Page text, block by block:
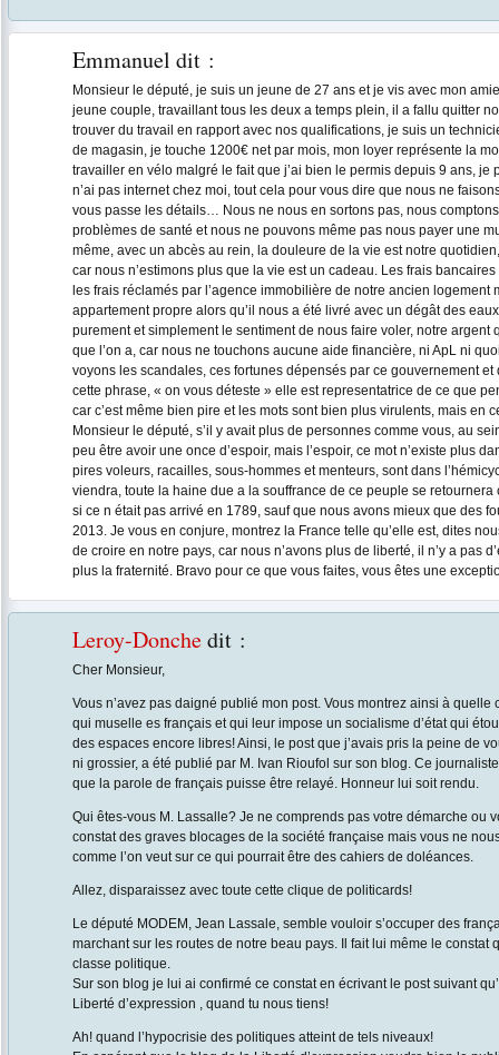
Emmanuel dit :
Monsieur le député, je suis un jeune de 27 ans et je vis avec mon
jeune couple, travaillant tous les deux a temps plein, il a fallu quitter
trouver du travail en rapport avec nos qualifications, je suis un
de magasin, je touche 1200€ net par mois, mon loyer représente la
travailler en vélo malgré le fait que j’ai bien le permis depuis 9 ans, je
n’ai pas internet chez moi, tout cela pour vous dire que nous ne
vous passe les détails… Nous ne nous en sortons pas, nous
problèmes de santé et nous ne pouvons même pas nous payer une
même, avec un abcès au rein, la douleure de la vie est notre
car nous n’estimons plus que la vie est un cadeau. Les frais
les frais réclamés par l’agence immobilière de notre ancien
appartement propre alors qu’il nous a été livré avec un dégât des
purement et simplement le sentiment de nous faire voler, notre argent
que l’on a, car nous ne touchons aucune aide financière, ni ApL ni
voyons les scandales, ces fortunes dépensés par ce gouvernement
cette phrase, « on vous déteste » elle est representatrice de ce que
car c’est même bien pire et les mots sont bien plus virulents, mais en
Monsieur le député, s’il y avait plus de personnes comme vous, au
peu être avoir une once d’espoir, mais l’espoir, ce mot n’existe plus
pires voleurs, racailles, sous-hommes et menteurs, sont dans
viendra, toute la haine due a la souffrance de ce peuple se retournera
si ce n était pas arrivé en 1789, sauf que nous avons mieux que des
2013. Je vous en conjure, montrez la France telle qu’elle est, dites
de croire en notre pays, car nous n’avons plus de liberté, il n’y a pas
plus la fraternité. Bravo pour ce que vous faites, vous êtes une
Leroy-Donchedit :
Cher Monsieur,
Vous n’avez pas daigné publié mon post. Vous montrez ainsi à
qui muselle es français et qui leur impose un socialisme d’état qui
des espaces encore libres! Ainsi, le post que j’avais pris la peine de
ni grossier, a été publié par M. Ivan Rioufol sur son blog. Ce
que la parole de français puisse être relayé. Honneur lui soit rendu.
Qui êtes-vous M. Lassalle? Je ne comprends pas votre démarche ou
constat des graves blocages de la société française mais vous ne
comme l’on veut sur ce qui pourrait être des cahiers de doléances.
Allez, disparaissez avec toute cette clique de politicards!
Le député MODEM, Jean Lassale, semble vouloir s’occuper des
marchant sur les routes de notre beau pays. Il fait lui même le constat
classe politique.
Sur son blog je lui ai confirmé ce constat en écrivant le post suivant
Liberté d’expression , quand tu nous tiens!
Ah! quand l’hypocrisie des politiques atteint de tels niveaux!